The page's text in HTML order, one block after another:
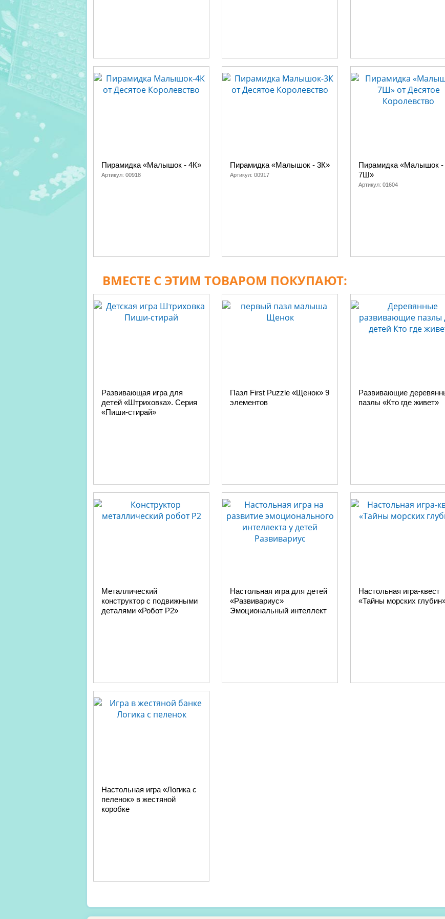
выбирайте деревянные! Но если почесать десны и потренировать молочные зубки - лучше вернуться
тому времени еще сохранились от первой принесенной Вами домой!
Смотрите, думайте, выбирайте, тем более что в нашем интернет магазине производителя Десятое
Пирамидка «Малышок - 4К»
Артикул: 00918
Пирамидка «Малышок - 3К»
Артикул: 00917
Пирамидка «Малышок -
7Ш»
Артикул: 01604
ВМЕСТЕ С ЭТИМ ТОВАРОМ ПОКУПАЮТ:
Развивающая игра для
детей «Штриховка». Серия
«Пиши-стирай»
Пазл First Puzzle «Щенок» 9
элементов
Развивающие
пазлы «Кто где живет»
Металлический
конструктор с подвижными
деталями «Робот Р2»
Настольная игра для детей
«Развивариус»
Эмоциональный интеллект
Настольная игра-квест
«Тайны морских
Настольная игра «Логика с
пеленок» в жестяной
коробке